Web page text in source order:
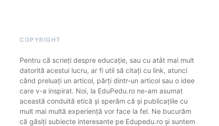
COPYRIGHT
Pentru că scrieți despre educație, sau cu atât mai mult
datorită acestui lucru, ar fi util să citați cu link, atunci
când preluați un articol, părți dintr-un articol sau o idee
care v-a inspirat. Noi, la EduPedu.ro ne-am asumat
această conduită etică și sperăm că și publicațiile cu
mult mai multă experiență vor face la fel. Ne bucurăm
că găsiți subiecte interesante pe Edupedu.ro și suntem